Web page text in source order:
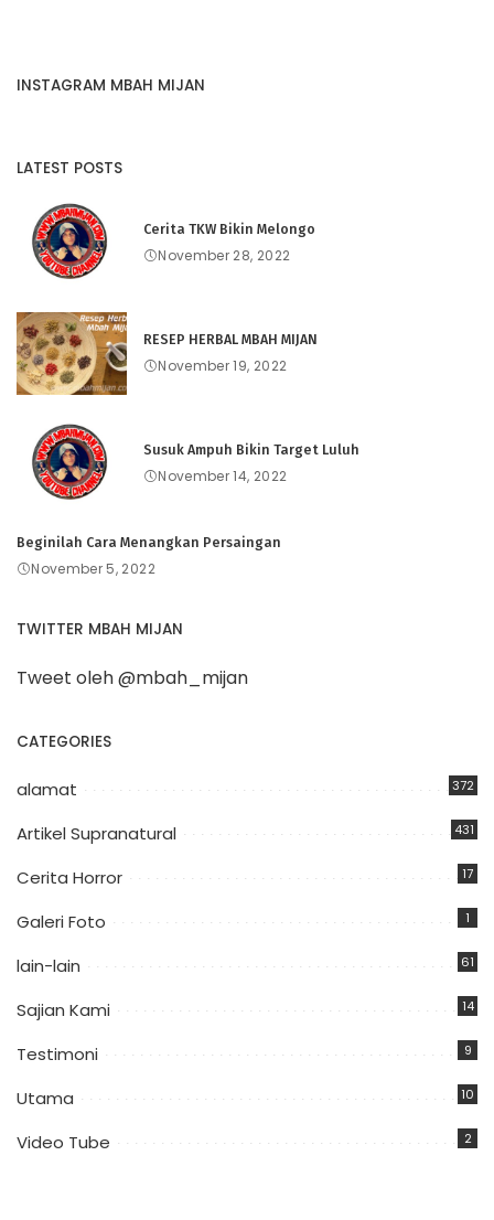
INSTAGRAM MBAH MIJAN
LATEST POSTS
Cerita TKW Bikin Melongo
November 28, 2022
RESEP HERBAL MBAH MIJAN
November 19, 2022
Susuk Ampuh Bikin Target Luluh
November 14, 2022
Beginilah Cara Menangkan Persaingan
November 5, 2022
TWITTER MBAH MIJAN
Tweet oleh @mbah_mijan
CATEGORIES
alamat 372
Artikel Supranatural 431
Cerita Horror 17
Galeri Foto 1
lain-lain 61
Sajian Kami 14
Testimoni 9
Utama 10
Video Tube 2